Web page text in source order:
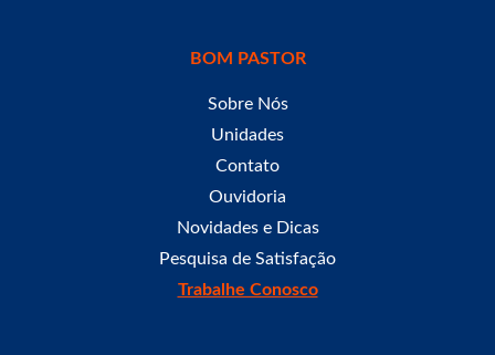
BOM PASTOR
Sobre Nós
Unidades
Contato
Ouvidoria
Novidades e Dicas
Pesquisa de Satisfação
Trabalhe Conosco